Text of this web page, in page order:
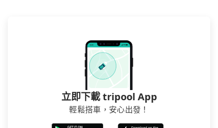
立即下載 tripool App
輕鬆搭車，安心出發！